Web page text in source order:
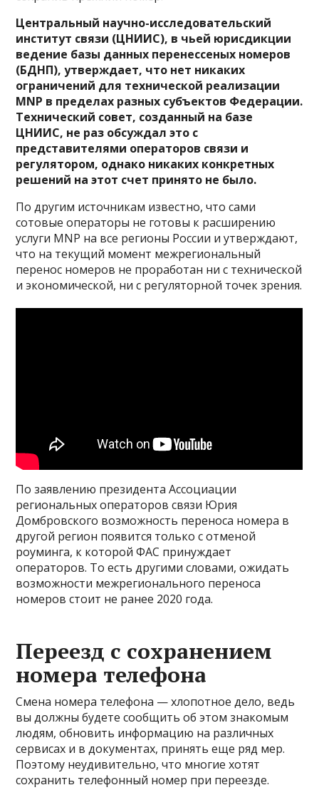
Центральный научно-исследовательский
институт связи (ЦНИИС), в чьей юрисдикции
ведение базы данных перенессеных номеров
(БДНП), утверждает, что нет никаких
ограничений для технической реализации
MNP в пределах разных субъектов Федерации.
Технический совет, созданный на базе
ЦНИИС, не раз обсуждал это с
представителями операторов связи и
регулятором, однако никаких конкретных
решений на этот счет принято не было.
По другим источникам известно, что сами
сотовые операторы не готовы к расширению
услуги MNP на все регионы России и утверждают,
что на текущий момент межрегиональный
перенос номеров не проработан ни с технической
и экономической, ни с регуляторной точек зрения.
По заявлению президента Ассоциации
региональных операторов связи Юрия
Домбровского возможность переноса номера в
другой регион появится только с отменой
роуминга, к которой ФАС принуждает
операторов. То есть другими словами, ожидать
возможности межрегионального переноса
номеров стоит не ранее 2020 года.
Переезд с сохранением
номера телефона
Смена номера телефона — хлопотное дело, ведь
вы должны будете сообщить об этом знакомым
людям, обновить информацию на различных
сервисах и в документах, принять еще ряд мер.
Поэтому неудивительно, что многие хотят
сохранить телефонный номер при переезде.